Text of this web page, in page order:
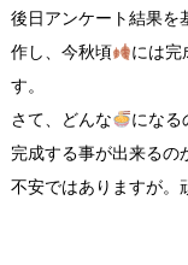
後日アンケート結果を
作し、今秋頃
には完
す。
さて、どんな
になる
完成する事が出来るの
不安ではありますが。